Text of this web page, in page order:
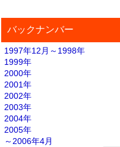
バックナンバー
1997年12月～1998年
1999年
2000年
2001年
2002年
2003年
2004年
2005年
～2006年4月